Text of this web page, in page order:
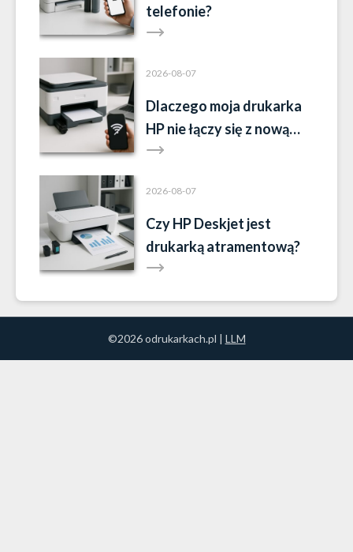
telefonie?
2026-08-07
Dlaczego moja drukarka
HP nie łączy się z nową
siecią Wi-Fi?
2026-08-07
Czy HP Deskjet jest
drukarką atramentową?
©2026 odrukarkach.pl | LLM